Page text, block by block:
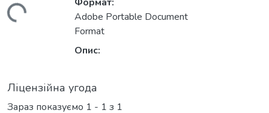
Adobe Portable Document
Format
Опис:
Ліцензійна угода
Зараз показуємо 1 - 1 з 1